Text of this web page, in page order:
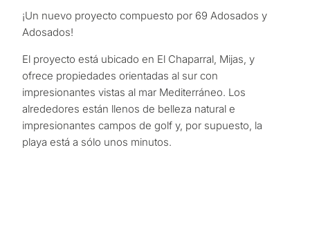
¡Un nuevo proyecto compuesto por 69 Adosados ​​y
Adosados!
El proyecto está ubicado en El Chaparral, Mijas, y
ofrece propiedades orientadas al sur con
impresionantes vistas al mar Mediterráneo. Los
alrededores están llenos de belleza natural e
impresionantes campos de golf y, por supuesto, la
playa está a sólo unos minutos.